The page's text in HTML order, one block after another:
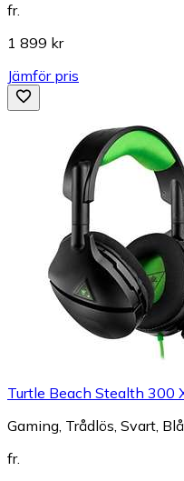
fr.
1 899 kr
Jämför pris
Turtle Beach Stealth 300
Gaming, Trådlös, Svart,
fr.